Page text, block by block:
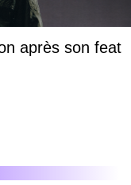
après son feat